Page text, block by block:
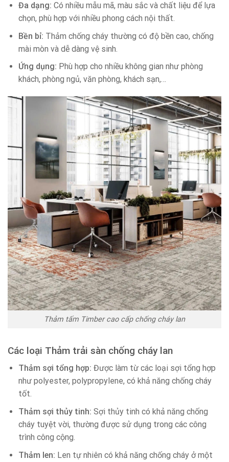
Đa dạng: Có nhiều mẫu mã, màu sắc và chất liệu để lựa
chọn, phù hợp với nhiều phong cách nội thất.
Bền bỉ: Thảm chống cháy thường có độ bền cao, chống
mài mòn và dễ dàng vệ sinh.
Ứng dụng: Phù hợp cho nhiều không gian như phòng
khách, phòng ngủ, văn phòng, khách sạn,…
Thảm tấm Timber cao cấp chống cháy lan
Các loại Thảm trải sàn chống cháy lan
Thảm sợi tổng hợp: Được làm từ các loại sợi tổng hợp
như polyester, polypropylene, có khả năng chống cháy
tốt.
Thảm sợi thủy tinh: Sợi thủy tinh có khả năng chống
cháy tuyệt vời, thường được sử dụng trong các công
trình công cộng.
Thảm len: Len tự nhiên có khả năng chống cháy ở một